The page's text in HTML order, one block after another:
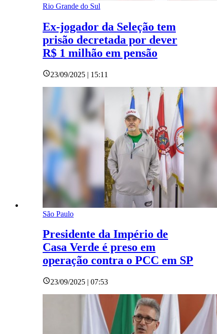
Rio Grande do Sul
Ex-jogador da Seleção tem
prisão decretada por dever
R$ 1 milhão em pensão
23/09/2025 | 15:11
São Paulo
Presidente da Império de
Casa Verde é preso em
operação contra o PCC em SP
23/09/2025 | 07:53